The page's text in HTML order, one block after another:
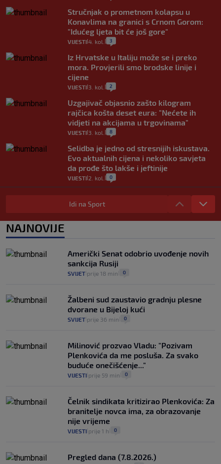
Stručnjak o prometnom kolapsu u
Konavlima na granici s Crnom Gorom:
"Idućeg ljeta bit će još gore"
VIJESTI 4. kol. 3
Iz Hrvatske u Italiju može se i preko
mora. Provjerili smo brodske linije i
cijene
VIJESTI 3. kol. 2
Uzgajivač objasnio zašto kilogram
rajčica košta deset eura: "Nećete ih
vidjeti na akcijama u trgovinama"
VIJESTI 3. kol. 8
Selidba je jedno od stresnijih iskustava.
Evo aktualnih cijena i nekoliko savjeta
da prođe što lakše i jeftinije
VIJESTI 2. kol. 0
Izračunali smo koliko košta putovanje
automobilom na Hvar iz Zagreba, a
14
zdravstvenu iskaznicu". Kakva su prava
pacijenata izvan mjesta prebivališta?
1. kol. 1
Idi na Sport
NAJNOVIJE
Američki Senat odobrio uvođenje novih
sankcija Rusiji
SVIJET prije 18 min 0
Žalbeni sud zaustavio gradnju plesne
dvorane u Bijeloj kući
SVIJET prije 36 min 0
Milinović prozvao Vladu: "Pozivam
Plenkovića da me posluša. Za svako
buduće onečišćenje..."
VIJESTI prije 59 min 0
Čelnik sindikata kritizirao Plenkovića: Za
branitelje novca ima, za obrazovanje
nije vrijeme
VIJESTI prije 1 h 0
Pregled dana (7.8.2026.)